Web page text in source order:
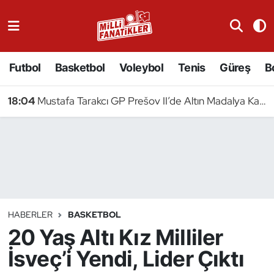
Futbol Basketbol Voleybol Tenis Güreş
18:04 Mustafa Tarakcı GP Prešov II’de Altın Madalya Kazandı
HABERLER BASKETBOL
20 Yaş Altı Kız Milliler
İsveç’i Yendi, Lider Çıktı
Badminton
Binicilik
Bisiklet